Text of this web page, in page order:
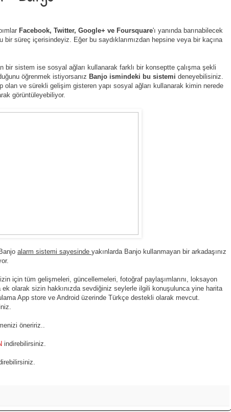
Facebook, Twitter, Google+ ve Foursquare'ı yanında barınabilecek
bir süreç içerisindeyiz. Eğer bu saydıklarımızdan hepsine veya bir kaçına
bir sistem ise sosyal ağları kullanarak farklı bir konseptte çalışma şekli
öğrenmek istiyorsanız Banjo ismindeki bu sistemi deneyebilisiniz.
olan ve sürekli gelişim gisteren yapı sosyal ağları kullanarak kimin nerede
görüntüleyebiliyor.
alarm sistemi sayesinde yakınlarda Banjo kullanmayan bir arkadaşınız
için tüm gelişmeleri, güncellemeleri, fotoğraf paylaşımlarını, loksayon
olarak sizin hakkınızda sevdiğiniz seylerle ilgili konuşulunca yine harita
App store ve Android üzerinde Türkçe destekli olarak mevcut.
öneririz..
indirebilirsiniz.